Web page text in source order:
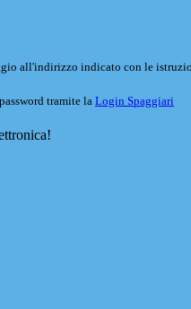
all'indirizzo indicato con le
tramite la Login Spaggiari